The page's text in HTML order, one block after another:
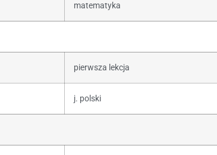
matematyka
pierwsza lekcja
j. polski